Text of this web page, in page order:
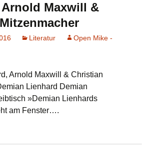
Maxwill &
Literatur
Open Mike -
Arnold Maxwill & Christian
Lienhard Demian
»Demian Lienhards
am Fenster….